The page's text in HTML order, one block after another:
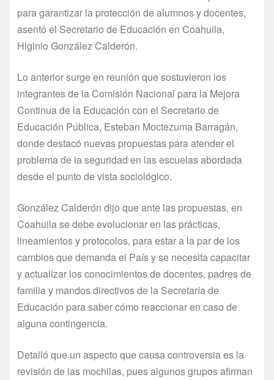
para garantizar la protección de alumnos y docentes,
asentó el Secretario de Educación en Coahuila,
Higinio González Calderón.
Lo anterior surge en reunión que sostuvieron los
integrantes de la Comisión Nacional para la Mejora
Continua de la Educación con el Secretario de
Educación Pública, Esteban Moctezuma Barragán,
donde destacó nuevas propuestas para atender el
problema de la seguridad en las escuelas abordada
desde el punto de vista sociológico.
González Calderón dijo que ante las propuestas, en
Coahuila se debe evolucionar en las prácticas,
lineamientos y protocolos, para estar a la par de los
cambios que demanda el País y se necesita capacitar
y actualizar los conocimientos de docentes, padres de
familia y mandos directivos de la Secretaría de
Educación para saber cómo reaccionar en caso de
alguna contingencia.
Detalló que un aspecto que causa controversia es la
revisión de las mochilas, pues algunos grupos afirman